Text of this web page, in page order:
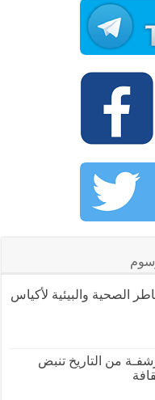
الصحية والبيئية لأكياس
من التاريخ تنبض